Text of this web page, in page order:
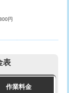
円～
円+材料費
円+材料費
円
表
作業料金